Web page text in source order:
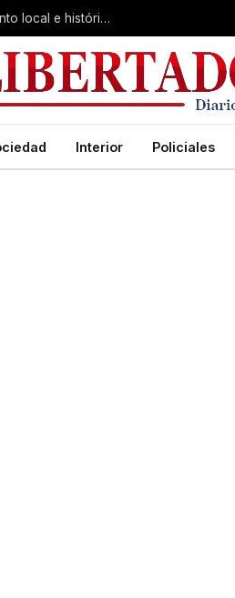
Virasoro inauguró la 7ª Feria del Libro con un fuerte acento local e histórico
Interior Policiales